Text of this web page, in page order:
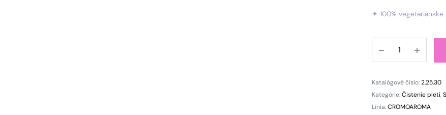
✦ 100%
akné
s
čajovníkom
Katalógové číslo:2.25.30
Kategórie:Čistenie pleti,
Línia:CROMOAROMA